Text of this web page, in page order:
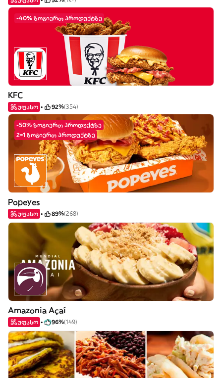
-40% ზოგიერთ პროდუქტზე
KFC
უფასო 92%(354)
-50% ზოგიერთ პროდუქტზე
2=1 ზოგიერთ პროდუქტზე
Popeyes
უფასო 89%(268)
Amazonia Açaí
უფასო 96%(149)